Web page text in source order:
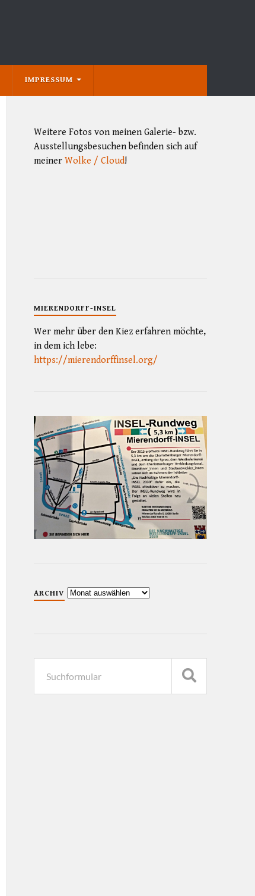
IMPRESSUM
Weitere Fotos von meinen Galerie- bzw.
Ausstellungsbesuchen befinden sich auf
meiner Wolke / Cloud!
MIERENDORFF-INSEL
Wer mehr über den Kiez erfahren möchte,
in dem ich lebe:
https://mierendorffinsel.org/
ARCHIV